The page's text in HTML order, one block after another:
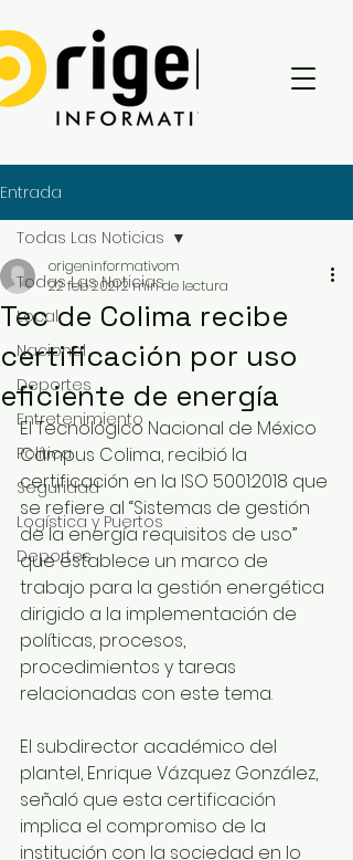
Entrada
Todas Las Noticias
Local
Nacional
Deportes
Entretenimiento
Política
Seguridad
Logística y Puertos
Deportes
Todas Las Noticias
Tec de Colima recibe
certificación por uso
eficiente de energía
origeninformativom
22 feb 20212 min de lectura
El Tecnológico Nacional de México
Campus Colima, recibió la
certificación en la ISO 5001:2018 que
se refiere al “Sistemas de gestión
de la energía requisitos de uso”
que establece un marco de
trabajo para la gestión energética
dirigido a la implementación de
políticas, procesos,
procedimientos y tareas
relacionadas con este tema.
El subdirector académico del
plantel, Enrique Vázquez González,
señaló que esta certificación
implica el compromiso de la
institución con la sociedad en lo